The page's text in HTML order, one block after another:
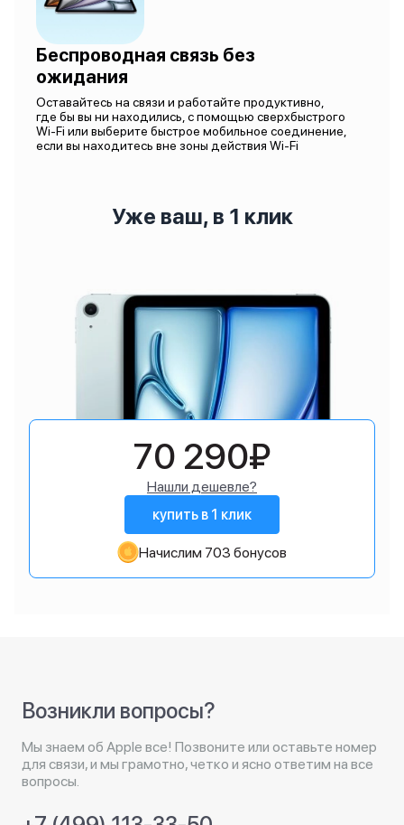
Беспроводная связь без
ожидания
Оставайтесь на связи и работайте продуктивно,
где бы вы ни находились, с помощью сверхбыстрого
Wi-Fi или выберите быстрое мобильное соединение,
если вы находитесь вне зоны действия Wi-Fi
Уже ваш, в 1 клик
70 290₽
Нашли дешевле?
купить в 1 клик
Начислим 703 бонусов
Возникли вопросы?
Мы знаем об Apple все! Позвоните или оставьте номер
для связи, и мы грамотно, четко и ясно ответим на все
вопросы.